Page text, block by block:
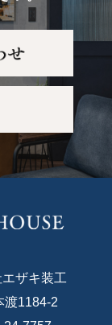
ザキ装工
渡1184-2